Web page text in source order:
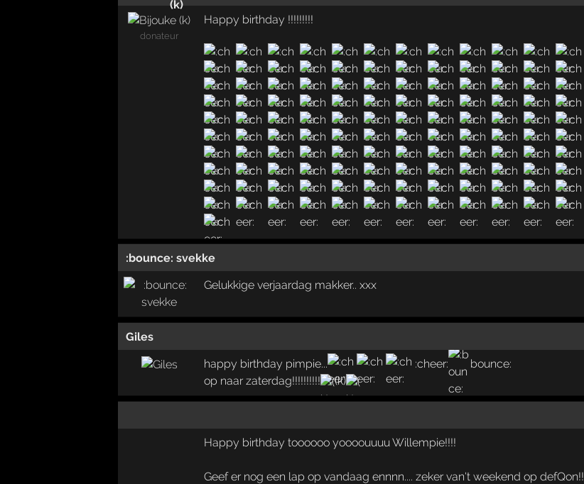
donateur
Happy birthday !!!!!!!!!
:bounce: svekke
Gelukkige verjaardag makker.. xxx
Giles
happy birthday pimpie... :chee­r:
bounce:
op naar zaterdag!!!!!!!!!!
(k­)
Happy birthday toooooo yoooouuuu Willempie!!!!
Geef er nog een lap op vandaag ennnn.... zeker van't weekend op defQon!!